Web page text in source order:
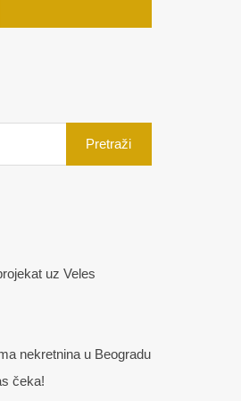
uz Veles
nekretnina u Beogradu
čeka!